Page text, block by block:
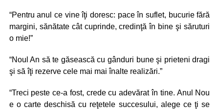
“Pentru anul ce vine îţi doresc: pace în suflet, bucurie fără
margini, sănătate cât cuprinde, credinţă în bine şi săruturi
o mie!”
“Noul An să te găsească cu gânduri bune şi prieteni dragi
şi să îţi rezerve cele mai mai înalte realizări.”
“Treci peste ce-a fost, crede cu adevărat în tine. Anul Nou
e o carte deschisă cu reţetele succesului, alege ce ţi se